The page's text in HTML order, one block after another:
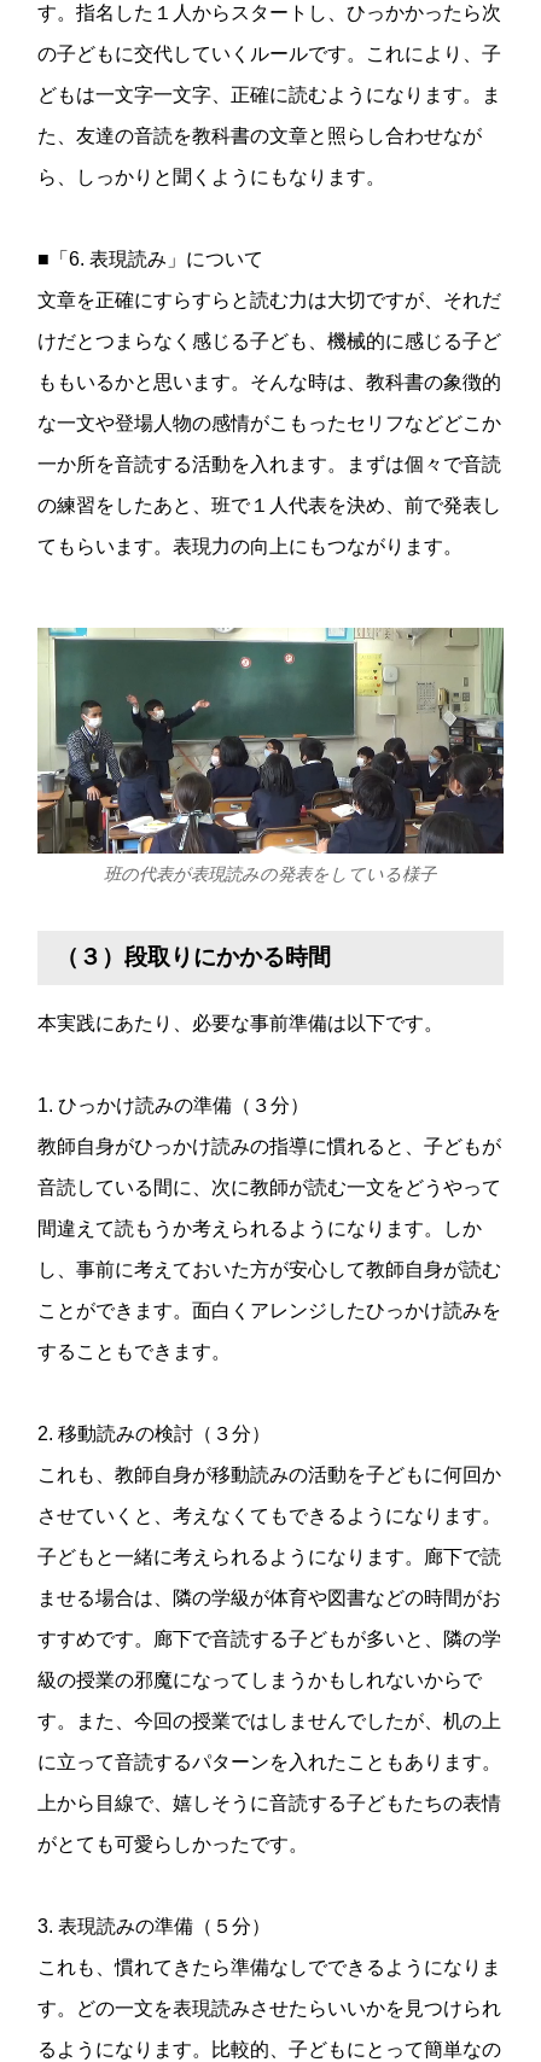
す。指名した１人からスタートし、ひっかかったら次
の子どもに交代していくルールです。これにより、子
どもは一文字一文字、正確に読むようになります。ま
た、友達の音読を教科書の文章と照らし合わせなが
ら、しっかりと聞くようにもなります。
■「6. 表現読み」について
文章を正確にすらすらと読む力は大切ですが、それだ
けだとつまらなく感じる子ども、機械的に感じる子ど
ももいるかと思います。そんな時は、教科書の象徴的
な一文や登場人物の感情がこもったセリフなどどこか
一か所を音読する活動を入れます。まずは個々で音読
の練習をしたあと、班で１人代表を決め、前で発表し
てもらいます。表現力の向上にもつながります。
班の代表が表現読みの発表をしている様子
（３）段取りにかかる時間
本実践にあたり、必要な事前準備は以下です。
1. ひっかけ読みの準備（３分）
教師自身がひっかけ読みの指導に慣れると、子どもが
音読している間に、次に教師が読む一文をどうやって
間違えて読もうか考えられるようになります。しか
し、事前に考えておいた方が安心して教師自身が読む
ことができます。面白くアレンジしたひっかけ読みを
することもできます。
2. 移動読みの検討（３分）
これも、教師自身が移動読みの活動を子どもに何回か
させていくと、考えなくてもできるようになります。
子どもと一緒に考えられるようになります。廊下で読
ませる場合は、隣の学級が体育や図書などの時間がお
すすめです。廊下で音読する子どもが多いと、隣の学
級の授業の邪魔になってしまうかもしれないからで
す。また、今回の授業ではしませんでしたが、机の上
に立って音読するパターンを入れたこともあります。
上から目線で、嬉しそうに音読する子どもたちの表情
がとても可愛らしかったです。
3. 表現読みの準備（５分）
これも、慣れてきたら準備なしでできるようになりま
す。どの一文を表現読みさせたらいいかを見つけられ
るようになります。比較的、子どもにとって簡単なの